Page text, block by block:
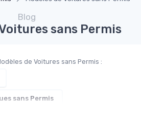
Blog
sans Permis
de Voitures sans Permis :
sans Permis